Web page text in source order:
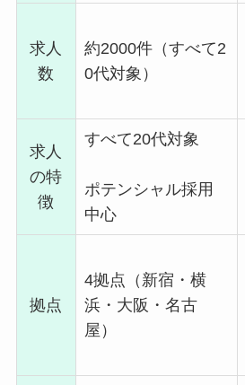
求人
数
約2000件（すべて2
0代対象）
求人
の特
徴
すべて20代対象
ポテンシャル採用
中心
拠点
4拠点（新宿・横
浜・大阪・名古
屋）